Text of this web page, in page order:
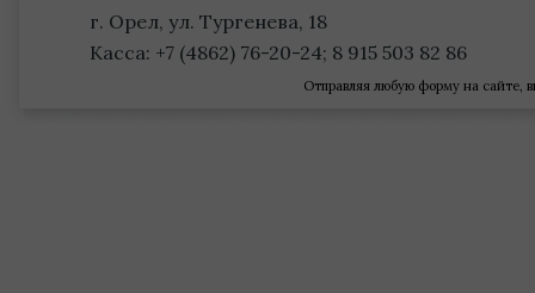
г. Орел, ул. Тургенева, 18
Касса: +7 (4862) 76-20-24; 8 915 503 82 86
Отправляя любую форму на сайте,